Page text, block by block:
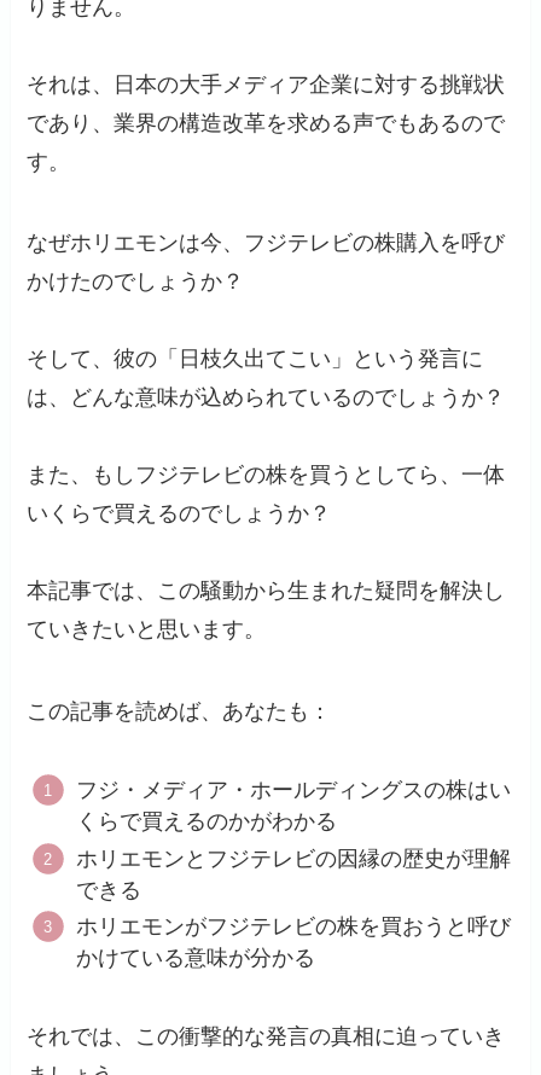
りません。
それは、日本の大手メディア企業に対する挑戦状
であり、業界の構造改革を求める声でもあるので
す。
なぜホリエモンは今、フジテレビの株購入を呼び
かけたのでしょうか？
そして、彼の「日枝久出てこい」という発言に
は、どんな意味が込められているのでしょうか？
また、もしフジテレビの株を買うとしてら、一体
いくらで買えるのでしょうか？
本記事では、この騒動から生まれた疑問を解決し
ていきたいと思います。
この記事を読めば、あなたも：
フジ・メディア・ホールディングスの株はい
くらで買えるのかがわかる
ホリエモンとフジテレビの因縁の歴史が理解
できる
ホリエモンがフジテレビの株を買おうと呼び
かけている意味が分かる
それでは、この衝撃的な発言の真相に迫っていき